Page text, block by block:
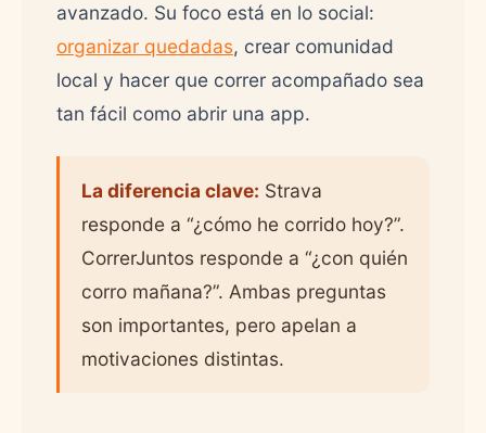
avanzado. Su foco está en lo social:
organizar quedadas, crear comunidad
local y hacer que correr acompañado sea
tan fácil como abrir una app.
La diferencia clave: Strava
responde a “¿cómo he corrido hoy?”.
CorrerJuntos responde a “¿con quién
corro mañana?”. Ambas preguntas
son importantes, pero apelan a
motivaciones distintas.